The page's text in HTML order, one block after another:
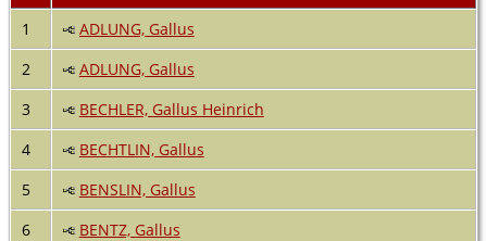
1
ADLUNG, Gallus
2
ADLUNG, Gallus
3
BECHLER, Gallus Heinrich
4
BECHTLIN, Gallus
5
BENSLIN, Gallus
6
BENTZ, Gallus